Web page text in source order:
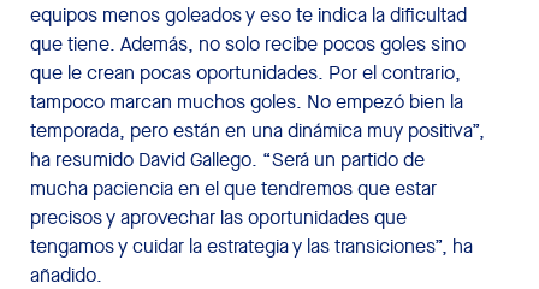
equipos menos goleados y eso te indica la dificultad
que tiene. Además, no solo recibe pocos goles sino
que le crean pocas oportunidades. Por el contrario,
tampoco marcan muchos goles. No empezó bien la
temporada, pero están en una dinámica muy positiva”,
ha resumido David Gallego. “Será un partido de
mucha paciencia en el que tendremos que estar
precisos y aprovechar las oportunidades que
tengamos y cuidar la estrategia y las transiciones”, ha
añadido.